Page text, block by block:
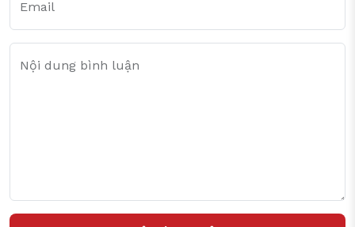
Email
Nội dung bình luận